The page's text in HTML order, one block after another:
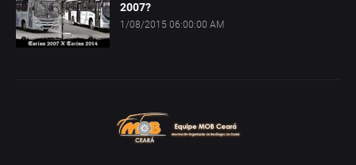
2007?
1/08/2015 06:00:00 AM